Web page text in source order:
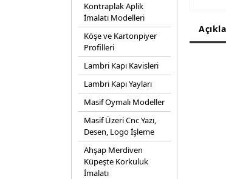
Kontraplak Aplik
İmalatı Modelleri
Köşe ve Kartonpiyer
Profilleri
Lambri Kapı Kavisleri
Lambri Kapı Yayları
Masif Oymalı Modeller
Masif Üzeri Cnc Yazı,
Desen, Logo İşleme
Ahşap Merdiven
Küpeşte Korkuluk
İmalatı